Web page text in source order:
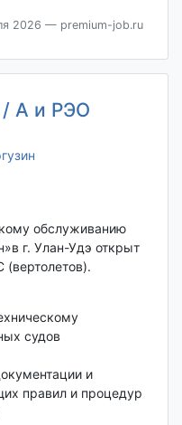
2026 — premium-job.ru
/ А и РЭО
обслуживанию
г. Улан-Удэ открыт
(вертолетов).
судов
и
правил и процедур